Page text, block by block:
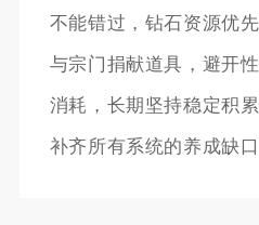
不能错过，钻石资源优
与宗门捐献道具，避开
消耗，长期坚持稳定积
补齐所有系统的养成缺口